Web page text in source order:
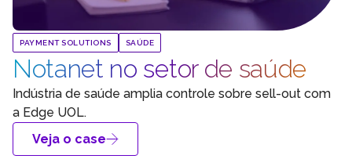
PAYMENT SOLUTIONS SAÚDE
Notanet no setor de saúde
Indústria de saúde amplia controle sobre sell-out com
a Edge UOL.
Veja o case